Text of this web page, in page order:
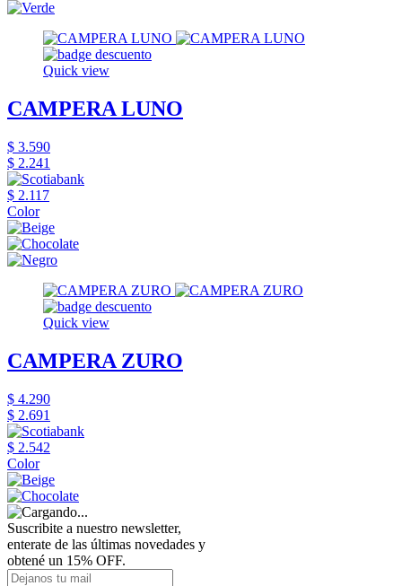
Quick view
CAMPERA LUNO
$ 3.590
$ 2.241
$ 2.117
Color
Quick view
CAMPERA ZURO
$ 4.290
$ 2.691
$ 2.542
Color
Suscribite a nuestro newsletter,
enterate de las últimas novedades y
obtené un 15% OFF.